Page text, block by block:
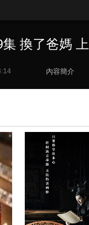
換了爸媽 上
內容簡介